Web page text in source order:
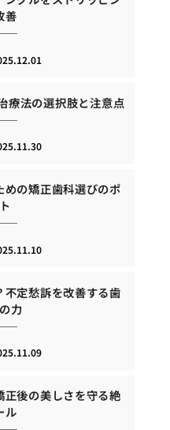
善
療法の選択肢と注意点
の矯正歯科選びのポ
定愁訴を改善する歯
力
後の美しさを守る絶
ル